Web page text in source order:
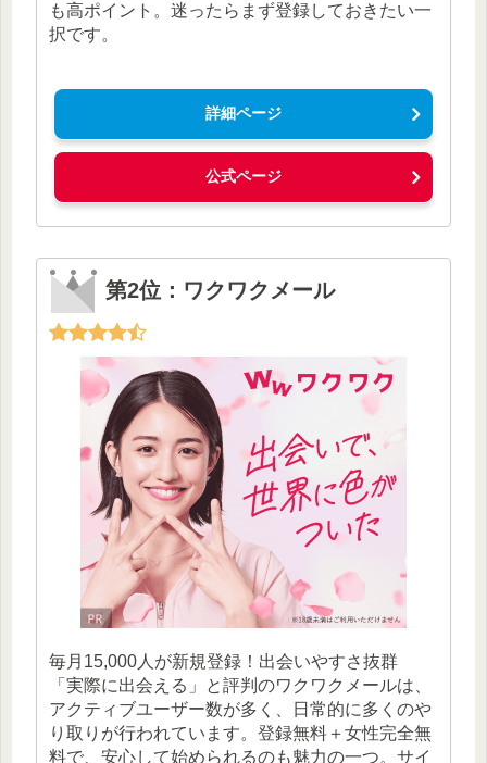
も高ポイント。迷ったらまず登録しておきたい一
択です。
詳細ページ
公式ページ
第2位：ワクワクメール
毎月15,000人が新規登録！出会いやすさ抜群
「実際に出会える」と評判のワクワクメールは、
アクティブユーザー数が多く、日常的に多くのや
り取りが行われています。登録無料＋女性完全無
料で、安心して始められるのも魅力の一つ。サイ